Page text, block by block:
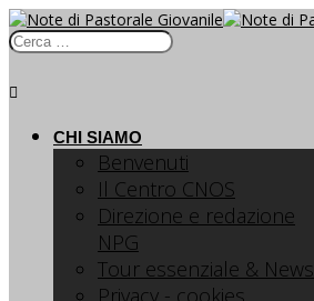
CHI SIAMO
Benvenuti
Il Centro CNOS
Direzione e redazione
NPG
Tour essenziale & News
Privacy - cookies